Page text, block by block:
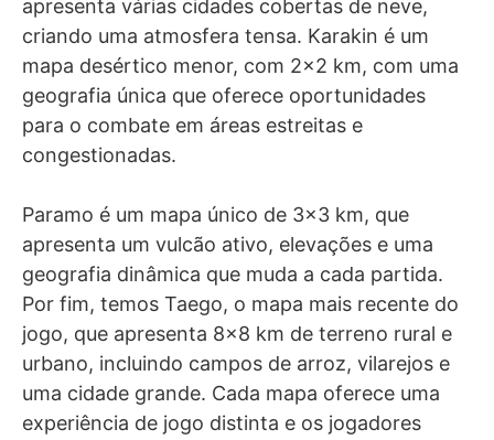
apresenta várias cidades cobertas de neve,
criando uma atmosfera tensa. Karakin é um
mapa desértico menor, com 2×2 km, com uma
geografia única que oferece oportunidades
para o combate em áreas estreitas e
congestionadas.
Paramo é um mapa único de 3×3 km, que
apresenta um vulcão ativo, elevações e uma
geografia dinâmica que muda a cada partida.
Por fim, temos Taego, o mapa mais recente do
jogo, que apresenta 8×8 km de terreno rural e
urbano, incluindo campos de arroz, vilarejos e
uma cidade grande. Cada mapa oferece uma
experiência de jogo distinta e os jogadores